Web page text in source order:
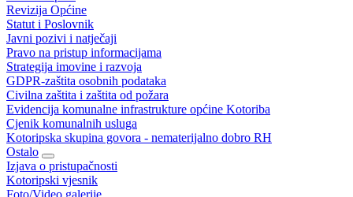
Revizija Općine
Statut i Poslovnik
Javni pozivi i natječaji
Pravo na pristup informacijama
Strategija imovine i razvoja
GDPR-zaštita osobnih podataka
Civilna zaštita i zaštita od požara
Evidencija komunalne infrastrukture općine Kotoriba
Cjenik komunalnih usluga
Kotoripska skupina govora - nematerijalno dobro RH
Ostalo
Izjava o pristupačnosti
Kotoripski vjesnik
Foto/Video galerije